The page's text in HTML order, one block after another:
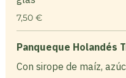
7,50 €
Panqueque Holandés
Con sirope de maíz,